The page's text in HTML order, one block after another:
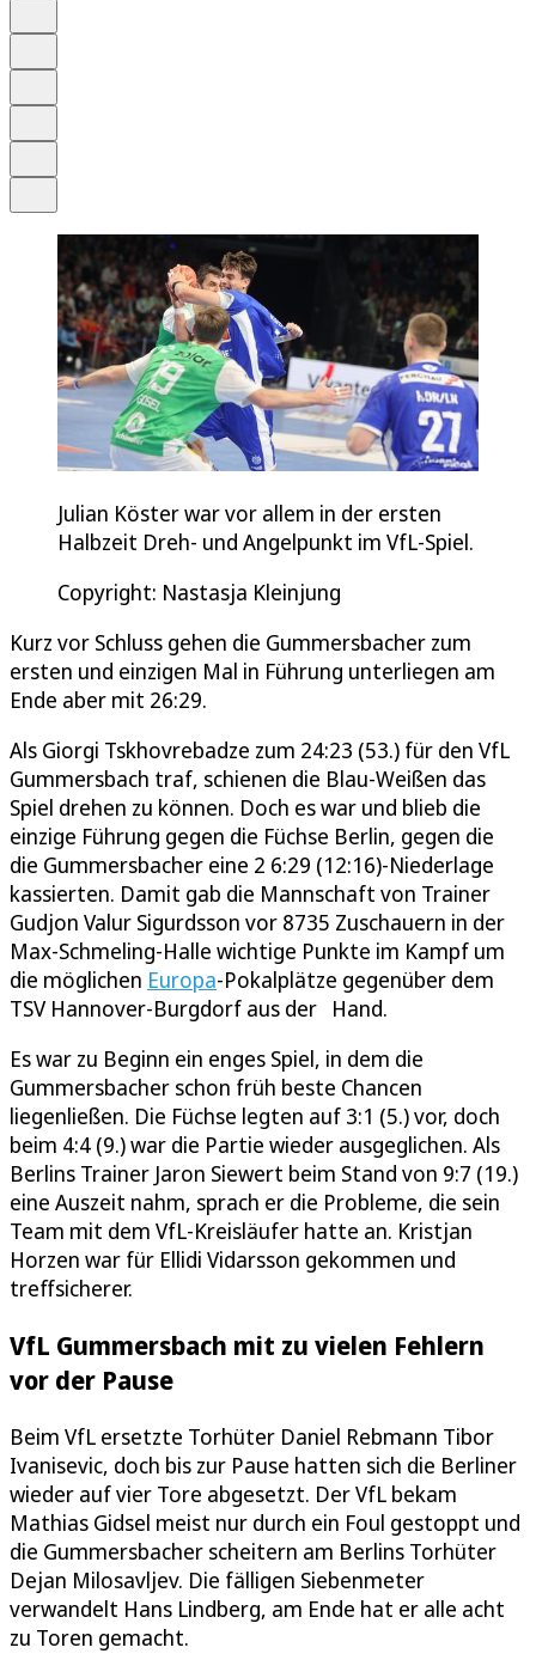
Julian Köster war vor allem in der ersten
Halbzeit Dreh- und Angelpunkt im VfL-Spiel.
Copyright: Nastasja Kleinjung
Kurz vor Schluss gehen die Gummersbacher zum
ersten und einzigen Mal in Führung unterliegen am
Ende aber mit 26:29.
Als Giorgi Tskhovrebadze zum 24:23 (53.) für den VfL
Gummersbach traf, schienen die Blau-Weißen das
Spiel drehen zu können. Doch es war und blieb die
einzige Führung gegen die Füchse Berlin, gegen die
die Gummersbacher eine 2 6:29 (12:16)-Niederlage
kassierten. Damit gab die Mannschaft von Trainer
Gudjon Valur Sigurdsson vor 8735 Zuschauern in der
Max-Schmeling-Halle wichtige Punkte im Kampf um
die möglichen Europa-Pokalplätze gegenüber dem
TSV Hannover-Burgdorf aus der Hand.
Es war zu Beginn ein enges Spiel, in dem die
Gummersbacher schon früh beste Chancen
liegenließen. Die Füchse legten auf 3:1 (5.) vor, doch
beim 4:4 (9.) war die Partie wieder ausgeglichen. Als
Berlins Trainer Jaron Siewert beim Stand von 9:7 (19.)
eine Auszeit nahm, sprach er die Probleme, die sein
Team mit dem VfL-Kreisläufer hatte an. Kristjan
Horzen war für Ellidi Vidarsson gekommen und
treffsicherer.
VfL Gummersbach mit zu vielen Fehlern
vor der Pause
Beim VfL ersetzte Torhüter Daniel Rebmann Tibor
Ivanisevic, doch bis zur Pause hatten sich die Berliner
wieder auf vier Tore abgesetzt. Der VfL bekam
Mathias Gidsel meist nur durch ein Foul gestoppt und
die Gummersbacher scheitern am Berlins Torhüter
Dejan Milosavljev. Die fälligen Siebenmeter
verwandelt Hans Lindberg, am Ende hat er alle acht
zu Toren gemacht.